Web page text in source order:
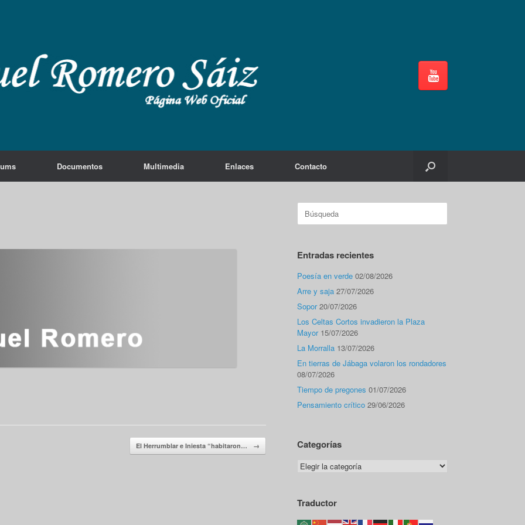
Documentos Multimedia Enlaces Contacto
El Herrumblar e Iniesta “habitaron… →
Buscar:
Entradas recientes
Poesía en verde 02/08/2026
Arre y saja 27/07/2026
Sopor 20/07/2026
Los Celtas Cortos invadieron la Plaza
Mayor 15/07/2026
La Morralla 13/07/2026
En tierras de Jábaga volaron los rondadores
08/07/2026
Tiempo de pregones 01/07/2026
Pensamiento crítico 29/06/2026
Categorías
Categorías
Traductor